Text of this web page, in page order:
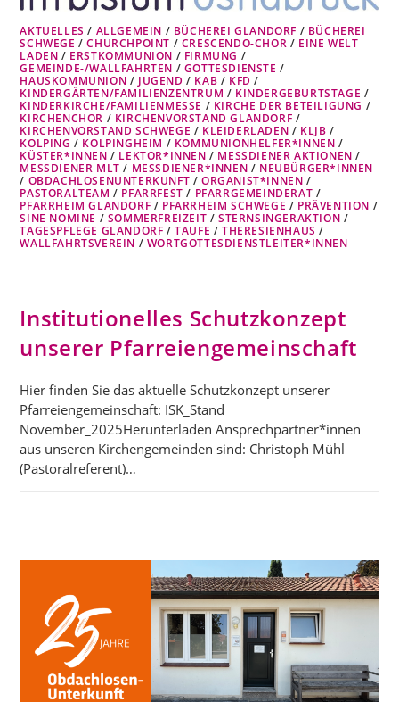
AKTUELLES / ALLGEMEIN / BÜCHEREI GLANDORF / BÜCHEREI
SCHWEGE /CHURCHPOINT / CRESCENDO-CHOR / EINE WELT
LADEN / ERSTKOMMUNION / FIRMUNG /
GEMEINDE-/WALLFAHRTEN / GOTTESDIENSTE /
HAUSKOMMUNION / JUGEND / KAB / KFD /
KINDERGÄRTEN/FAMILIENZENTRUM / KINDERGEBURTSTAGE /
KINDERKIRCHE/FAMILIENMESSE / KIRCHE DER BETEILIGUNG /
KIRCHENCHOR / KIRCHENVORSTAND GLANDORF /
KIRCHENVORSTAND SCHWEGE / KLEIDERLADEN / KLJB /
KOLPING / KOLPINGHEIM / KOMMUNIONHELFER*INNEN /
KÜSTER*INNEN / LEKTOR*INNEN / MESSDIENER AKTIONEN /
MESSDIENER MLT / MESSDIENER*INNEN / NEUBÜRGER*INNEN
/ OBDACHLOSENUNTERKUNFT /ORGANIST*INNEN /
PASTORALTEAM / PFARRFEST / PFARRGEMEINDERAT /
PFARRHEIM GLANDORF / PFARRHEIM SCHWEGE / PRÄVENTION /
SINE NOMINE / SOMMERFREIZEIT /STERNSINGERAKTION /
TAGESPFLEGE GLANDORF /TAUFE /THERESIENHAUS /
WALLFAHRTSVEREIN / WORTGOTTESDIENSTLEITER*INNEN
Institutionelles Schutzkonzept
unserer Pfarreiengemeinschaft
Hier finden Sie das aktuelle Schutzkonzept unserer
Pfarreiengemeinschaft: ISK_Stand
November_2025Herunterladen Ansprechpartner*innen
aus unseren Kirchengemeinden sind: Christoph Mühl
(Pastoralreferent)…